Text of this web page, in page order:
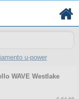
u-power
WAVE Westlake